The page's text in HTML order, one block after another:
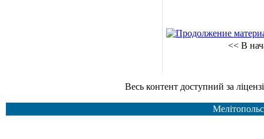
<< В
Весь контент доступний за ліцензією Creative